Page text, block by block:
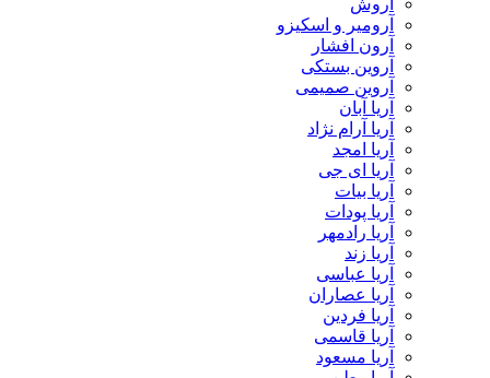
آروش
آرومیر و اسکیزو
آرون افشار
آروین بستکی
آروین صمیمی
آریا آبان
آریا آرام نژاد
آریا امجد
آریا ای جی
آریا بیات
آریا پودات
آریا رادمهر
آریا زند
آریا عباسی
آریا عصاران
آریا فردین
آریا قاسمی
آریا مسعود